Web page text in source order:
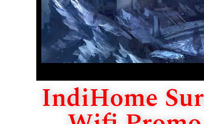
IndiHome